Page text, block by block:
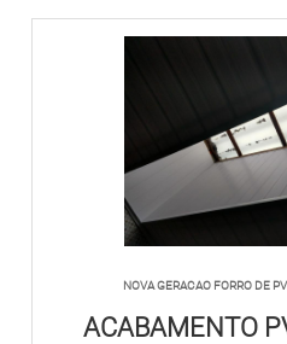
NOVA GERACAO FORRO DE
ACABAMENTO